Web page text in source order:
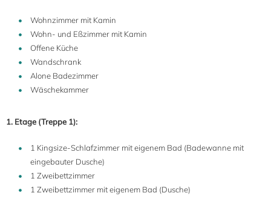
Wohnzimmer mit Kamin
Wohn- und Eßzimmer mit Kamin
Offene Küche
Wandschrank
Alone Badezimmer
Wäschekammer
1. Etage (Treppe 1):
1 Kingsize-Schlafzimmer mit eigenem Bad (Badewanne mit
eingebauter Dusche)
1 Zweibettzimmer
1 Zweibettzimmer mit eigenem Bad (Dusche)